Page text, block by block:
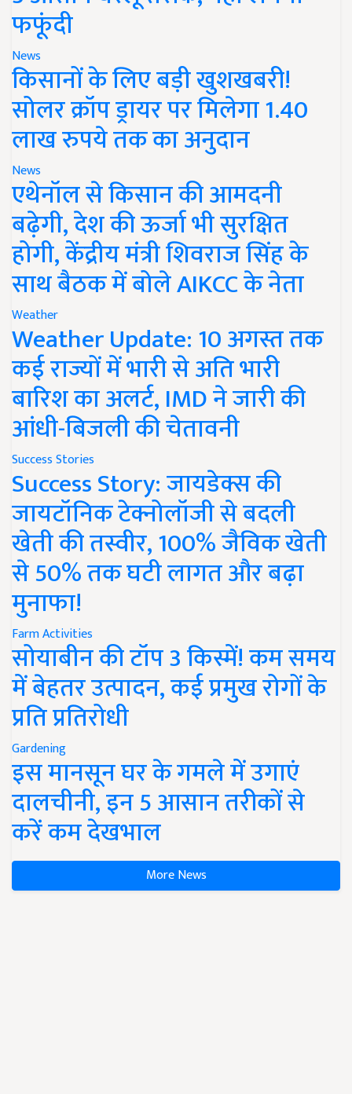
फफूंदी
News
किसानों के लिए बड़ी खुशखबरी!
सोलर क्रॉप ड्रायर पर मिलेगा 1.40
लाख रुपये तक का अनुदान
News
एथेनॉल से किसान की आमदनी
बढ़ेगी, देश की ऊर्जा भी सुरक्षित
होगी, केंद्रीय मंत्री शिवराज सिंह के
साथ बैठक में बोले AIKCC के नेता
Weather
Weather Update: 10 अगस्त तक
कई राज्यों में भारी से अति भारी
बारिश का अलर्ट, IMD ने जारी की
आंधी-बिजली की चेतावनी
Success Stories
Success Story: जायडेक्स की
जायटॉनिक टेक्नोलॉजी से बदली
खेती की तस्वीर, 100% जैविक खेती
से 50% तक घटी लागत और बढ़ा
मुनाफा!
Farm Activities
सोयाबीन की टॉप 3 किस्में! कम समय
में बेहतर उत्पादन, कई प्रमुख रोगों के
प्रति प्रतिरोधी
Gardening
इस मानसून घर के गमले में उगाएं
दालचीनी, इन 5 आसान तरीकों से
करें कम देखभाल
More News